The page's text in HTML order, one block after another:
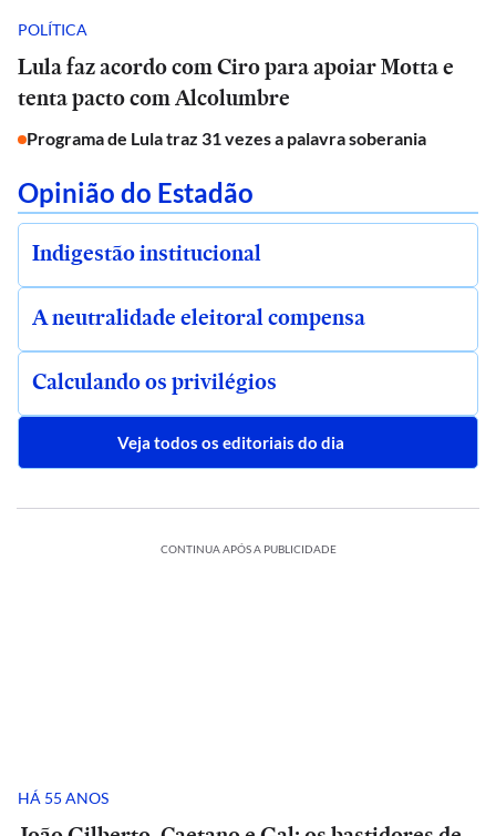
POLÍTICA
Lula faz acordo com Ciro para apoiar Motta e
tenta pacto com Alcolumbre
Programa de Lula traz 31 vezes a palavra soberania
Opinião do Estadão
Indigestão institucional
A neutralidade eleitoral compensa
Calculando os privilégios
Veja todos os editoriais do dia
CONTINUA APÓS A PUBLICIDADE
HÁ 55 ANOS